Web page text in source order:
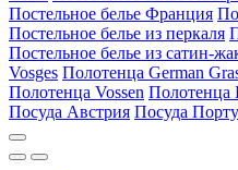
Постельное белье Франция
Постельное белье из перкаля
Постельное белье из сатин-
Vosges Полотенца German
Полотенца Vossen Полотенца
Посуда Австрия Посуда